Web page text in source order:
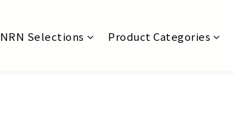
NRN Selections Product Categories